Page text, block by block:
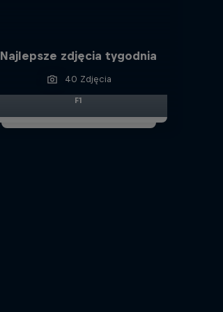
Najlepsze zdjęcia tygodnia
40 Zdjęcia
F1